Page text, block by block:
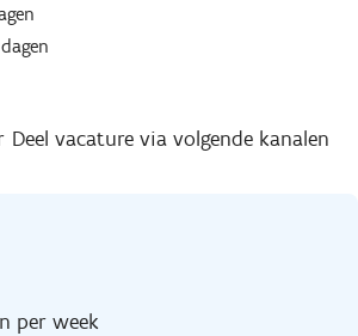
Deel vacature via volgende kanalen
per week